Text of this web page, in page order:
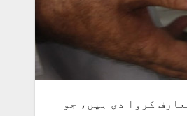
کروا دی ہیں، جو